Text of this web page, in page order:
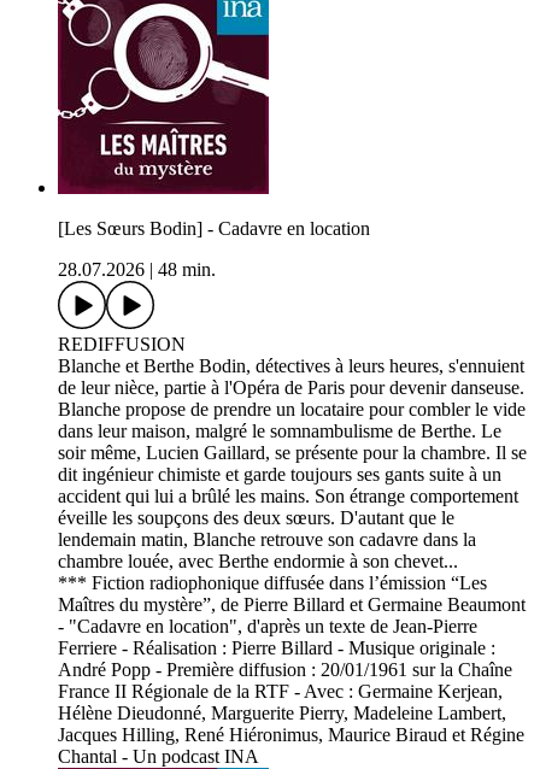
[Les Sœurs Bodin] - Cadavre en location
28.07.2026
48 min.
REDIFFUSION
Blanche et Berthe Bodin, détectives à leurs heures, s'ennuient
de leur nièce, partie à l'Opéra de Paris pour devenir danseuse.
Blanche propose de prendre un locataire pour combler le vide
dans leur maison, malgré le somnambulisme de Berthe. Le
soir même, Lucien Gaillard, se présente pour la chambre. Il se
dit ingénieur chimiste et garde toujours ses gants suite à un
accident qui lui a brûlé les mains. Son étrange comportement
éveille les soupçons des deux sœurs. D'autant que le
lendemain matin, Blanche retrouve son cadavre dans la
chambre louée, avec Berthe endormie à son chevet...
*** Fiction radiophonique diffusée dans l’émission “Les
Maîtres du mystère”, de Pierre Billard et Germaine Beaumont
- "Cadavre en location", d'après un texte de Jean-Pierre
Ferriere - Réalisation : Pierre Billard - Musique originale :
André Popp - Première diffusion : 20/01/1961 sur la Chaîne
France II Régionale de la RTF - Avec : Germaine Kerjean,
Hélène Dieudonné, Marguerite Pierry, Madeleine Lambert,
Jacques Hilling, René Hiéronimus, Maurice Biraud et Régine
Chantal - Un podcast INA